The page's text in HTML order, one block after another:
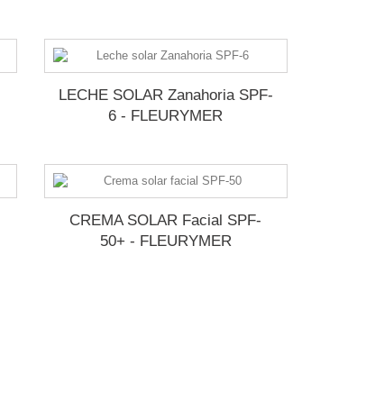
LECHE SOLAR Zanahoria SPF-
6 - FLEURYMER
CREMA SOLAR Facial SPF-
50+ - FLEURYMER